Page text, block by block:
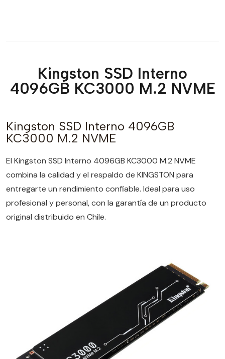
Kingston SSD Interno
4096GB KC3000 M.2 NVME
Kingston SSD Interno 4096GB
KC3000 M.2 NVME
El Kingston SSD Interno 4096GB KC3000 M.2 NVME
combina la calidad y el respaldo de KINGSTON para
entregarte un rendimiento confiable. Ideal para uso
profesional y personal, con la garantía de un producto
original distribuido en Chile.